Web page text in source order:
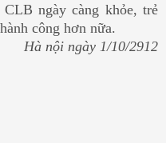
ngày càng khỏe, trẻ
công hơn nữa.
Hà nội ngày 1/10/2912